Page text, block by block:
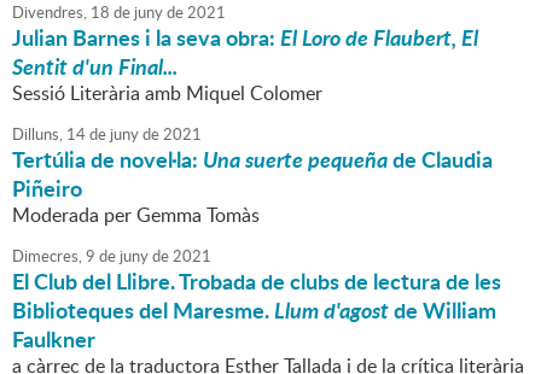
Divendres, 18 de junyde2021
Julian Barnes i la seva obra:El Loro de Flaubert, El
Sentit d'un Final...
Sessió Literària amb Miquel Colomer
Dilluns, 14de junyde2021
Tertúlia de novel·la: Una suerte pequeñade Claudia
Piñeiro
Moderada per Gemma Tomàs
Dimecres,9 de junyde2021
El Club del Llibre. Trobada de clubs de lectura de les
Biblioteques del Maresme.Llum d'agostde William
Faulkner
a càrrec de la traductora Esther Tallada i de la crítica literària